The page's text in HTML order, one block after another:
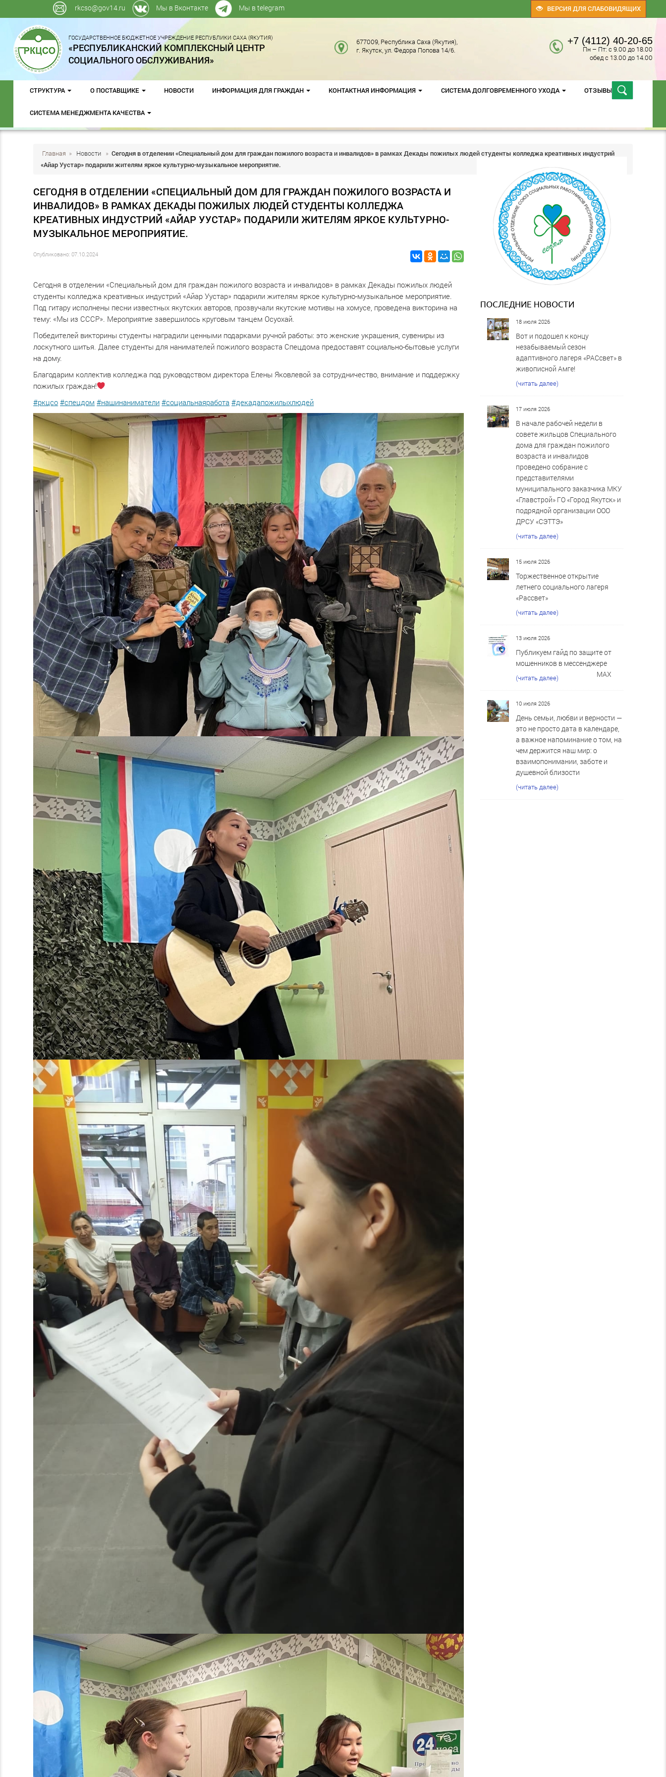
ВЕРСИЯ ДЛЯ СЛАБОВИДЯЩИХ
rkcso@gov14.ru Мы в Вконтакте Мы в telegram
ГОСУДАРСТВЕННОЕ БЮДЖЕТНОЕ УЧРЕЖДЕНИЕ РЕСПУБЛИКИ САХА (ЯКУТИЯ)
«РЕСПУБЛИКАНСКИЙ КОМПЛЕКСНЫЙ ЦЕНТР
СОЦИАЛЬНОГО ОБСЛУЖИВАНИЯ»
677009, Республика Саха (Якутия),
г. Якутск, ул. Федора Попова 14/6.
+7 (4112) 40-20-65
Пн – Пт: с 9.00 до 18.00
обед с 13.00 до 14.00
СТРУКТУРА О ПОСТАВЩИКЕ НОВОСТИ ИНФОРМАЦИЯ ДЛЯ ГРАЖДАН КОНТАКТНАЯ ИНФОРМАЦИЯ СИСТЕМА ДОЛГОВРЕМЕННОГО УХОДА ОТЗЫВЫ
СИСТЕМА МЕНЕДЖМЕНТА КАЧЕСТВА
Главная » Новости » Сегодня в отделении «Специальный дом для граждан пожилого возраста и инвалидов» в рамках Декады пожилых людей студенты колледжа креативных индустрий
«Айар Уустар» подарили жителям яркое культурно-музыкальное мероприятие.
СЕГОДНЯ В ОТДЕЛЕНИИ «СПЕЦИАЛЬНЫЙ ДОМ ДЛЯ ГРАЖДАН ПОЖИЛОГО ВОЗРАСТА И
ИНВАЛИДОВ» В РАМКАХ ДЕКАДЫ ПОЖИЛЫХ ЛЮДЕЙ СТУДЕНТЫ КОЛЛЕДЖА
КРЕАТИВНЫХ ИНДУСТРИЙ «АЙАР УУСТАР» ПОДАРИЛИ ЖИТЕЛЯМ ЯРКОЕ КУЛЬТУРНО-
МУЗЫКАЛЬНОЕ МЕРОПРИЯТИЕ.
Опубликовано: 07.10.2024
Сегодня в отделении «Специальный дом для граждан пожилого возраста и инвалидов» в рамках Декады пожилых людей
студенты колледжа креативных индустрий «Айар Уустар» подарили жителям яркое культурно-музыкальное мероприятие.
Под гитару исполнены песни известных якутских авторов, прозвучали якутские мотивы на хомусе, проведена викторина на
тему: «Мы из СССР». Мероприятие завершилось круговым танцем Осуохай.
Победителей викторины студенты наградили ценными подарками ручной работы: это женские украшения, сувениры из
лоскутного шитья. Далее студенты для нанимателей пожилого возраста Спецдома предоставят социально-бытовые услуги
на дому.
Благодарим коллектив колледжа под руководством директора Елены Яковлевой за сотрудничество, внимание и поддержку
пожилых граждан!
#ркцсо #спецдом #нашинаниматели #социальнаяработа #декадапожилыхлюдей
ПОСЛЕДНИЕ НОВОСТИ
18 июля 2026
Вот и подошел к концу
незабываемый сезон
адаптивного лагеря «РАСсвет» в
живописной Амге!
(читать далее)
17 июля 2026
В начале рабочей недели в
совете жильцов Специального
дома для граждан пожилого
возраста и инвалидов
проведено собрание с
представителями
муниципального заказчика МКУ
«Главстрой» ГО «Город Якутск» и
подрядной организации ООО
ДРСУ «СЭТТЭ»
(читать далее)
15 июля 2026
Торжественное открытие
летнего социального лагеря
«Рассвет»
(читать далее)
13 июля 2026
Публикуем гайд по защите от
мошенников в мессенджере
MAX
(читать далее)
10 июля 2026
День семьи, любви и верности —
это не просто дата в календаре,
а важное напоминание о том, на
чем держится наш мир: о
взаимопонимании, заботе и
душевной близости
(читать далее)